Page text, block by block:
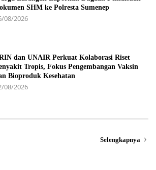
SHM ke Polresta Sumenep
08/2026
dan UNAIR Perkuat Kolaborasi Riset
Tropis, Fokus Pengembangan Vaksin
Bioproduk Kesehatan
08/2026
Selengkapnya